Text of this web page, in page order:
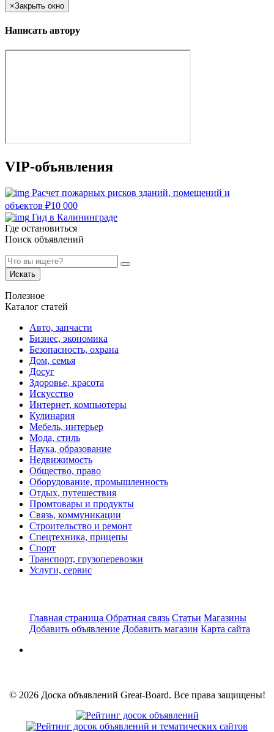
×Закрыть окно
Написать автору
VIP-объявления
Расчет пожарных рисков зданий, помещений и
объектов ₽10 000
Гид в Калининграде
Где остановиться
Поиск объявлений
Искать
Полезное
Каталог статей
Авто, запчасти
Бизнес, экономика
Безопасность, охрана
Дом, семья
Досуг
Здоровье, красота
Искусство
Интернет, компьютеры
Кулинария
Мебель, интерьер
Мода, стиль
Наука, образование
Недвижимость
Общество, право
Оборудование, промышленность
Отдых, путешествия
Промтовары и продукты
Связь, коммуникации
Строительство и ремонт
Спецтехника, прицепы
Спорт
Транспорт, грузоперевозки
Услуги, сервис
Главная страница Обратная связь Статьи Магазины
Добавить объявление Добавить магазин Карта сайта
© 2026 Доска объявлений Great-Board. Все права защищены!